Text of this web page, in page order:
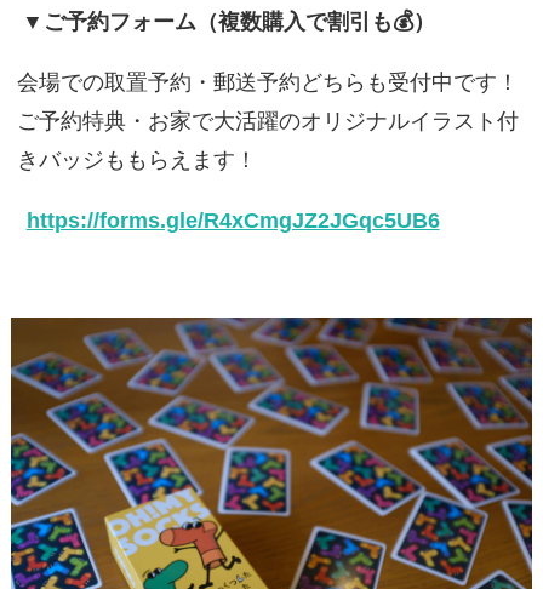
▼ご予約フォーム（複数購入で割引も💰）
会場での取置予約・郵送予約どちらも受付中です！
ご予約特典・お家で大活躍のオリジナルイラスト付
きバッジももらえます！
https://forms.gle/R4xCmgJZ2JGqc5UB6